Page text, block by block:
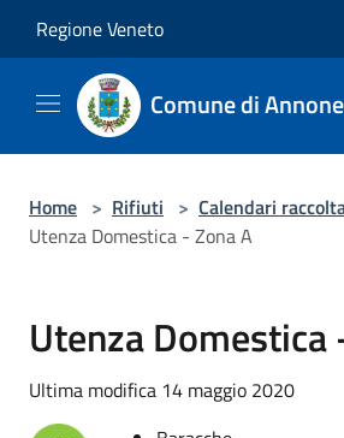
Regione Veneto
Comune di
Home > Rifiuti > Calendari
Utenza Domestica - Zona A
Utenza Domestica
Ultima modifica 14 maggio 2020